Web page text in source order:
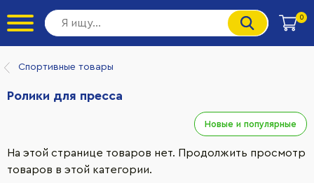
0
Спортивные товары
Ролики для пресса
Новые и популярные
На этой странице товаров нет. Продолжить просмотр
товаров в этой категории.